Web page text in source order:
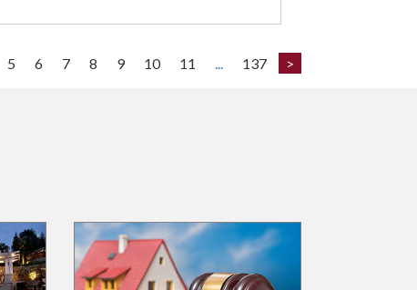
5 6 7 8 9 10 11 137 >